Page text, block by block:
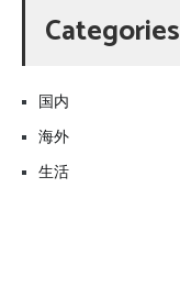
Categories
国内
海外
生活